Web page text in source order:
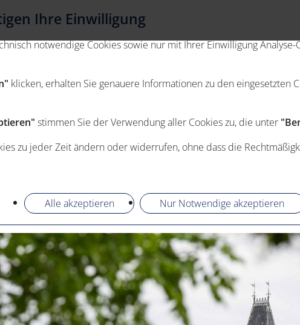
Ihre Einwilligung
notwendige Cookies sowie nur mit Ihrer Einwilligung
klicken, erhalten Sie genauere Informationen zu den eingesetzten
stimmen Sie der Verwendung aller Cookies zu, die unter
zu jeder Zeit ändern oder widerrufen, ohne dass die
Alle akzeptieren
Nur Notwendige akzeptieren